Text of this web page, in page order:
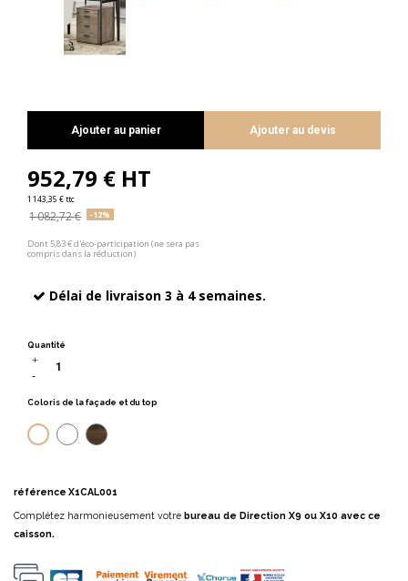
Ajouter au panier Ajouter au devis
952,79 € HT
1 143,35 € ttc
1 082,72 € -12%
Dont 5,83 € d'éco-participation (ne sera pas
compris dans la réduction)
Délai de livraison 3 à 4 semaines.
Coloris de la façade et du top
Orme grisNoyer américain
Ébène
Quantité
référence X1CAL001
Complétez harmonieusement votre bureau de Direction X9 ou X10 avec ce
caisson.